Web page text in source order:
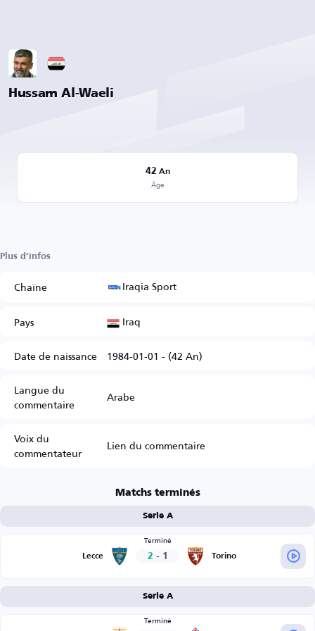
Hussam Al-Waeli
42 An
Âge
Plus d’infos
Chaîne
Iraqia Sport
Pays
Iraq
Date de naissance 1984-01-01 - (42 An)
Langue du
commentaire Arabe
Voix du
commentateur Lien du commentaire
Matchs terminés
Serie A
Lecce
Terminé
2 - 1 Torino
Serie A
Terminé